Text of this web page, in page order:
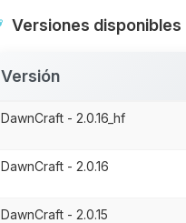
Versiones disponibles
Versión
DawnCraft - 2.0.16_hf
DawnCraft - 2.0.16
DawnCraft - 2.0.15